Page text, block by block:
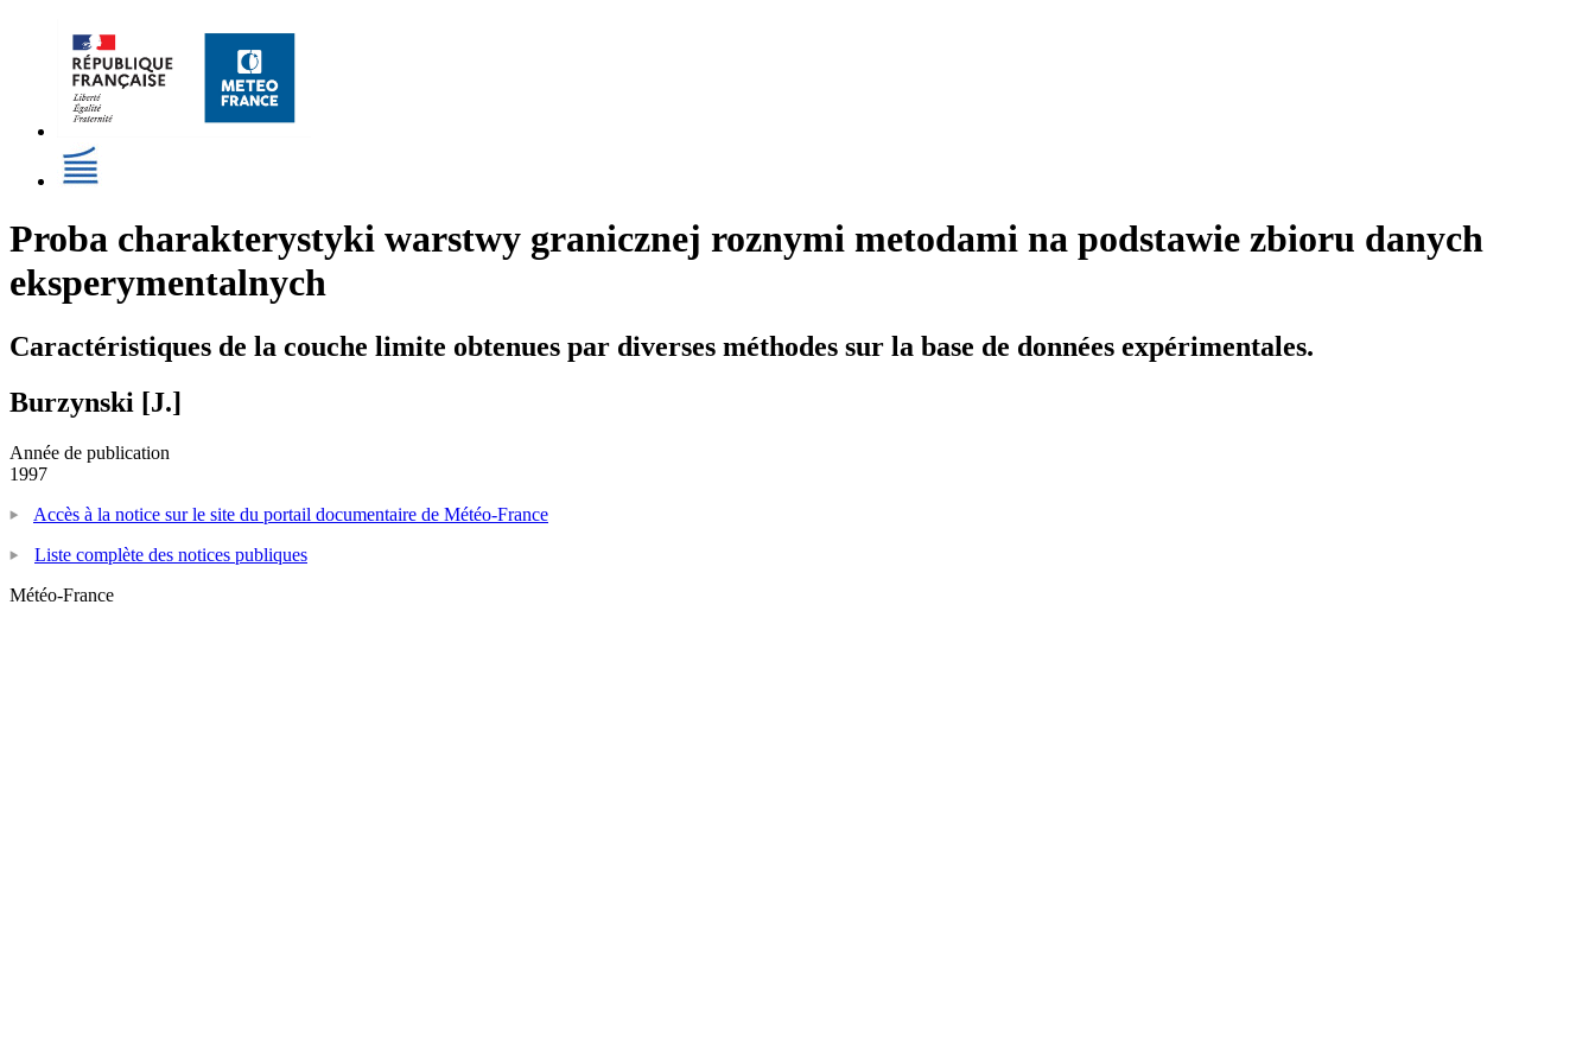
Proba charakterystyki warstwy granicznej roznymi metodami na podstawie zbioru danych
eksperymentalnych
Caractéristiques de la couche limite obtenues par diverses méthodes sur la base de données expérimentales.
Burzynski [J.]
Année de publication
1997
Accès à la notice sur le site du portail documentaire de Météo-France
Liste complète des notices publiques
Météo-France